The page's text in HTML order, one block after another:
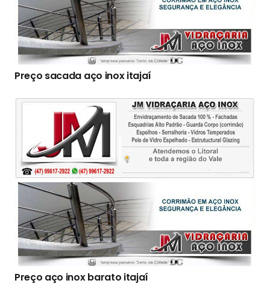
Preço sacada aço inox itajaí
Preço aço inox barato itajaí